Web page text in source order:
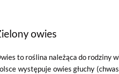
owies
to roślina należąca do rodziny
występuje owies głuchy